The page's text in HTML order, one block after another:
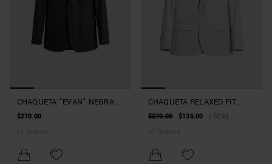
CHAQUETA "EVAN" NEGRA
RELAXED FIT EN VISCOSA
$270.00
+
Colores
CHAQUETA RELAXED FIT
«EVAN» DE SARGA DE LINO
$270.00 $135.00
(-50%)
+
Colores